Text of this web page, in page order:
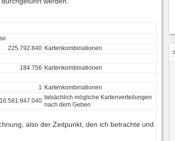
225.792.840 Kartenkombinationen
184.756 Kartenkombinationen
1 Kartenkombinationen
tatsächlich mögliche Kartenverteilungen
nach dem Geben
also der Zeitpunkt, den ich betrachte und